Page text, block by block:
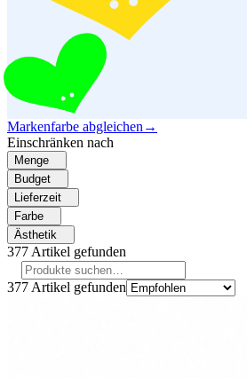
Markenfarbe abgleichen →
Einschränken nach
Menge
Budget
Lieferzeit
Farbe
Ästhetik
377 Artikel gefunden
377 Artikel gefunden